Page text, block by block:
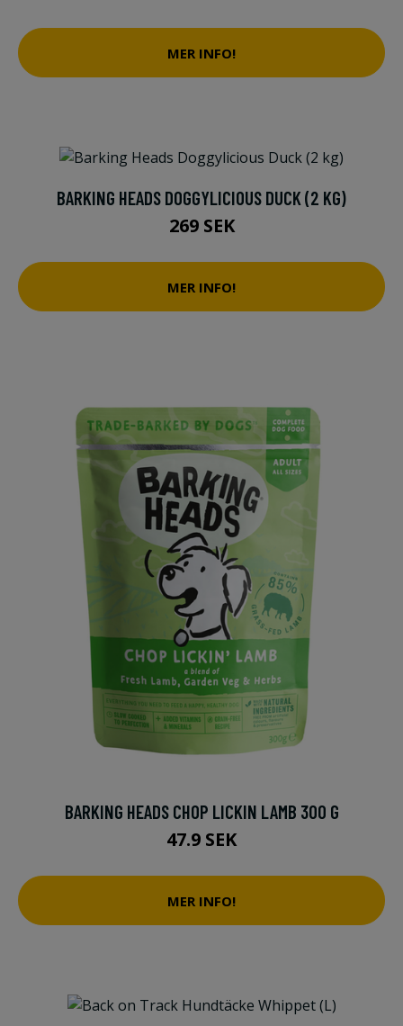
MER INFO!
BARKING HEADS DOGGYLICIOUS DUCK (2 KG)
269 SEK
MER INFO!
BARKING HEADS CHOP LICKIN LAMB 300 G
47.9 SEK
MER INFO!